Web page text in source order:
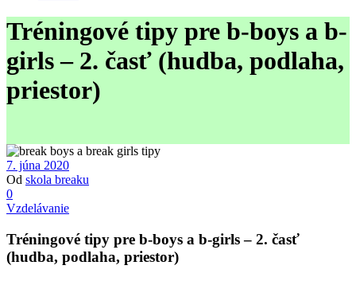
Tréningové tipy pre b-boys a b-
girls – 2. časť (hudba, podlaha,
priestor)
7. júna 2020
Od skola breaku
0
Vzdelávanie
Tréningové tipy pre b-boys a b-girls – 2. časť
(hudba, podlaha, priestor)